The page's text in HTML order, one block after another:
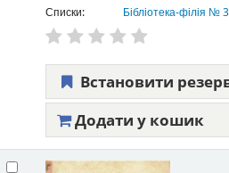
Списки:
Бібліотека-філія № 3
Встановити
Додати у кошик